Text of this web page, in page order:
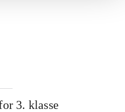
3. klasse